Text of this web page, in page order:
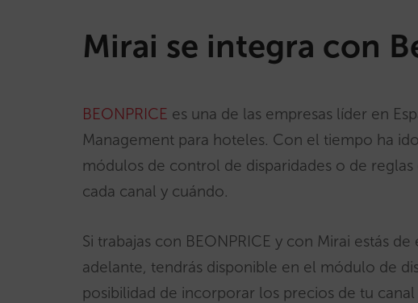
Mirai se integra con
BEONPRICE es una de las empresas líder en
Management para hoteles. Con el tiempo ha
módulos de control de disparidades o de
cada canal y cuándo.
Si trabajas con BEONPRICE y con Mirai estás
adelante, tendrás disponible en el módulo de
posibilidad de incorporar los precios de tu